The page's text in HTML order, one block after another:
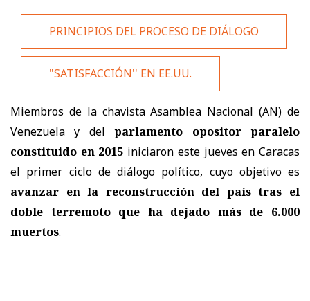
PRINCIPIOS DEL PROCESO DE DIÁLOGO
"SATISFACCIÓN'' EN EE.UU.
Miembros de la chavista Asamblea Nacional (AN) de
Venezuela y delparlamento opositor paralelo
constituido en 2015 iniciaron este jueves en Caracas
el primer ciclo de diálogo político, cuyo objetivo es
avanzar en la reconstrucción del país tras el
doble terremoto que ha dejado más de 6.000
muertos.